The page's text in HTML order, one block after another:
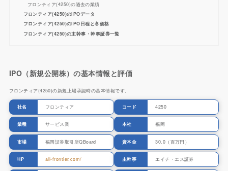
フロンティア(4250)の過去の業績
フロンティア(4250)のIPOデータ
フロンティア(4250)のIPO日程と各価格
フロンティア(4250)の主幹事・幹事証券一覧
IPO（新規公開株）の基本情報と評価
フロンティア(4250)の新規上場承認時の基本情報です。
社名 フロンティア
業種 サービス業
市場 福岡証券取引所QBoard
HP all-frontier.com/
コード 4250
本社 福岡
資本金 30.0（百万円）
主幹事 エイチ・エス証券